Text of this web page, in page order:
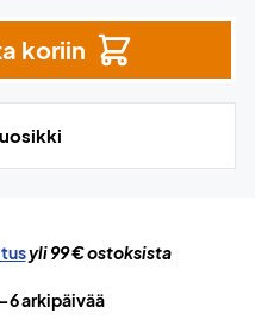
koriin
yli 99 € ostoksista
6 arkipäivää